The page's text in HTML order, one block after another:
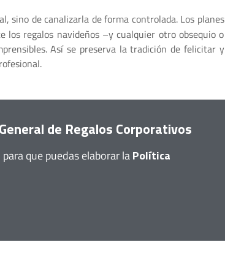
sino de canalizarla de forma controlada. Los planes
los regalos navideños –y cualquier otro obsequio o
Así se preserva la tradición de felicitar y
de Regalos Corporativos
que puedas elaborar laPolítica